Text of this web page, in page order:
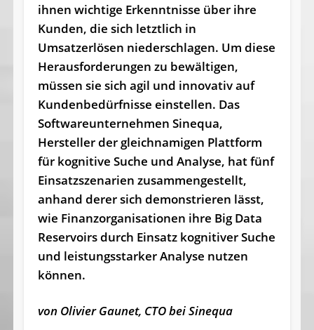
ihnen wichtige Erkenntnisse über ihre
Kunden, die sich letztlich in
Umsatzerlösen niederschlagen. Um diese
Her­aus­for­der­ungen zu bewältigen,
müssen sie sich agil und innovativ auf
Kundenbedürfnisse einstellen. Das
Softwareunternehmen Sinequa,
Hersteller der gleichnamigen Plattform
für kognitive Suche und Analyse, hat fünf
Einsatzszenarien zu­sammen­ge­stellt,
anhand derer sich demonstrieren lässt,
wie Finanzorganisationen ihre Big Data
Reservoirs durch Einsatz kognitiver Suche
und leistungsstarker Analyse nutzen
können.
von Olivier Gaunet, CTO bei Sinequa